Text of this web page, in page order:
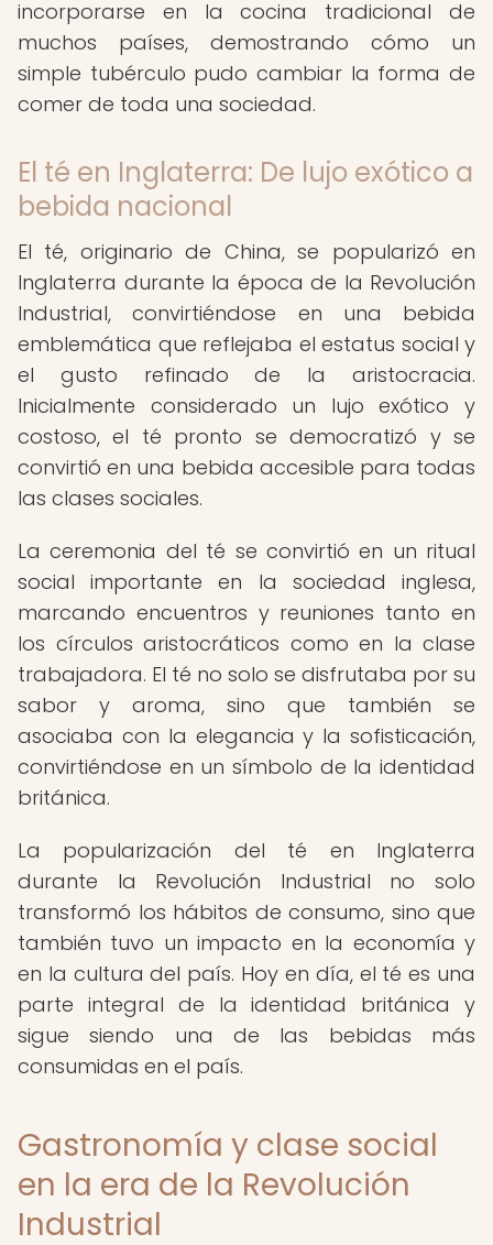
incorporarse en la cocina tradicional de
muchos países, demostrando cómo un
simple tubérculo pudo cambiar la forma de
comer de toda una sociedad.
El té en Inglaterra: De lujo exótico a
bebida nacional
El té, originario de China, se popularizó en
Inglaterra durante la época de la Revolución
Industrial, convirtiéndose en una bebida
emblemática que reflejaba el estatus social y
el gusto refinado de la aristocracia.
Inicialmente considerado un lujo exótico y
costoso, el té pronto se democratizó y se
convirtió en una bebida accesible para todas
las clases sociales.
La ceremonia del té se convirtió en un ritual
social importante en la sociedad inglesa,
marcando encuentros y reuniones tanto en
los círculos aristocráticos como en la clase
trabajadora. El té no solo se disfrutaba por su
sabor y aroma, sino que también se
asociaba con la elegancia y la sofisticación,
convirtiéndose en un símbolo de la identidad
británica.
La popularización del té en Inglaterra
durante la Revolución Industrial no solo
transformó los hábitos de consumo, sino que
también tuvo un impacto en la economía y
en la cultura del país. Hoy en día, el té es una
parte integral de la identidad británica y
sigue siendo una de las bebidas más
consumidas en el país.
Gastronomía y clase social
en la era de la Revolución
Industrial